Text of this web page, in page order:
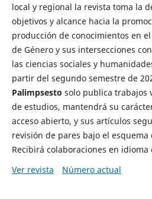
local y regional la revista toma la
objetivos y alcance hacia la
producción de conocimientos en
de Género y sus intersecciones
las ciencias sociales y
partir del segundo semestre de
Palimpsesto solo publica trabajos
de estudios, mantendrá su
acceso abierto, y sus artículos
revisión de pares bajo el esquema
Recibirá colaboraciones en idioma
Ver revista
Número actual